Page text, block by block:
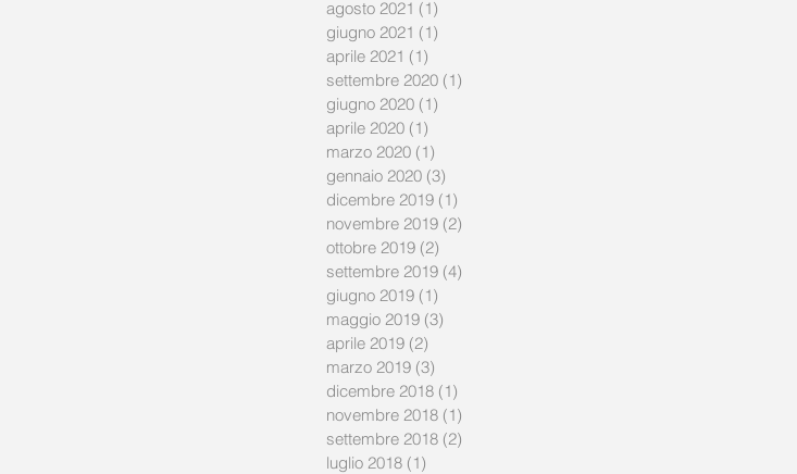
agosto 2021 (1)
giugno 2021 (1)
aprile 2021 (1)
settembre 2020 (1)
giugno 2020 (1)
aprile 2020 (1)
marzo 2020 (1)
gennaio 2020 (3)
dicembre 2019 (1)
novembre 2019 (2)
ottobre 2019 (2)
settembre 2019 (4)
giugno 2019 (1)
maggio 2019 (3)
aprile 2019 (2)
marzo 2019 (3)
dicembre 2018 (1)
novembre 2018 (1)
settembre 2018 (2)
luglio 2018 (1)